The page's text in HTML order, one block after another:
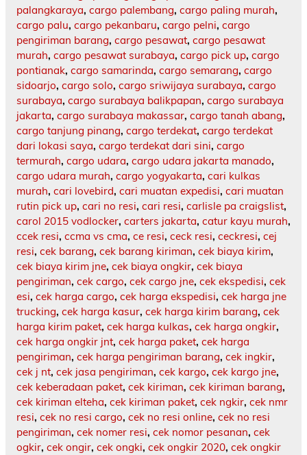
palangkaraya, cargo palembang, cargo paling murah,
cargo palu, cargo pekanbaru, cargo pelni, cargo
pengiriman barang, cargo pesawat, cargo pesawat
murah, cargo pesawat surabaya, cargo pick up, cargo
pontianak, cargo samarinda, cargo semarang, cargo
sidoarjo, cargo solo, cargo sriwijaya surabaya, cargo
surabaya, cargo surabaya balikpapan, cargo surabaya
jakarta, cargo surabaya makassar, cargo tanah abang,
cargo tanjung pinang, cargo terdekat, cargo terdekat
dari lokasi saya, cargo terdekat dari sini, cargo
termurah, cargo udara, cargo udara jakarta manado,
cargo udara murah, cargo yogyakarta, cari kulkas
murah, cari lovebird, cari muatan expedisi, cari muatan
rutin pick up, cari no resi, cari resi, carlisle pa craigslist,
carol 2015 vodlocker, carters jakarta, catur kayu murah,
ccek resi, ccma vs cma, ce resi, ceck resi, ceckresi, cej
resi, cek barang, cek barang kiriman, cek biaya kirim,
cek biaya kirim jne, cek biaya ongkir, cek biaya
pengiriman, cek cargo, cek cargo jne, cek ekspedisi, cek
esi, cek harga cargo, cek harga ekspedisi, cek harga jne
trucking, cek harga kasur, cek harga kirim barang, cek
harga kirim paket, cek harga kulkas, cek harga ongkir,
cek harga ongkir jnt, cek harga paket, cek harga
pengiriman, cek harga pengiriman barang, cek ingkir,
cek j nt, cek jasa pengiriman, cek kargo, cek kargo jne,
cek keberadaan paket, cek kiriman, cek kiriman barang,
cek kiriman elteha, cek kiriman paket, cek ngkir, cek nmr
resi, cek no resi cargo, cek no resi online, cek no resi
pengiriman, cek nomer resi, cek nomor pesanan, cek
ogkir, cek ongir, cek ongki, cek ongkir 2020, cek ongkir